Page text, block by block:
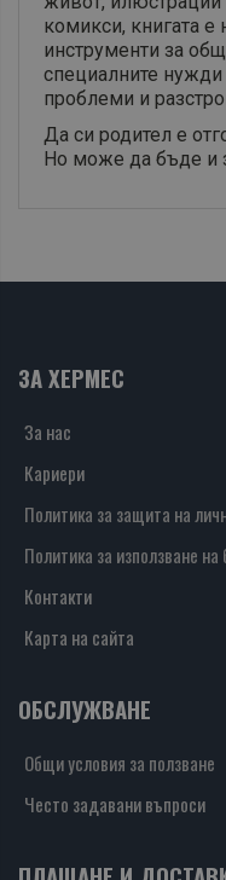
комикси, книгата
инструменти за
специалните нужди
проблеми и
Да си родител е
Но може да бъде и
ЗА ХЕРМЕС
За нас
Кариери
Политика за защита на
Политика за използване на
Контакти
Карта на сайта
ОБСЛУЖВАНЕ
Общи условия за ползване
Често задавани въпроси